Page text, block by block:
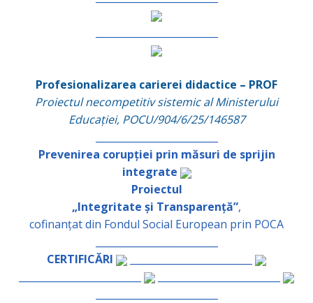
Profesionalizarea carierei didactice – PROF
Proiectul necompetitiv sistemic al Ministerului
Educației, POCU/904/6/25/146587
Prevenirea corupției prin măsuri de sprijin
integrate
Proiectul
„Integritate și Transparență”,
cofinanțat din Fondul Social European prin POCA
CERTIFICĂRI